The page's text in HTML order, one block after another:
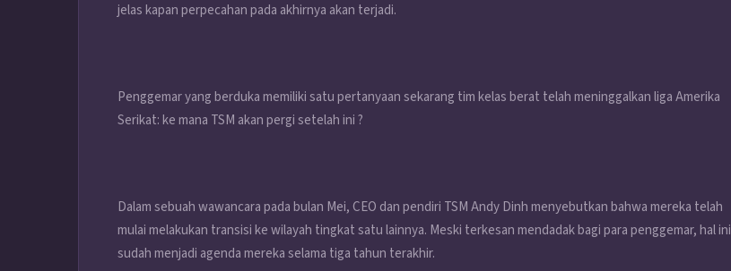
jelas kapan perpecahan pada akhirnya akan terjadi.
Penggemar yang berduka memiliki satu pertanyaan sekarang tim kelas berat telah meninggalkan liga Amerika
Serikat: ke mana TSM akan pergi setelah ini ?
Dalam sebuah wawancara pada bulan Mei, CEO dan pendiri TSM Andy Dinh menyebutkan bahwa mereka telah
mulai melakukan transisi ke wilayah tingkat satu lainnya. Meski terkesan mendadak bagi para penggemar, hal ini
sudah menjadi agenda mereka selama tiga tahun terakhir.